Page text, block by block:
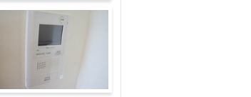
キッチン